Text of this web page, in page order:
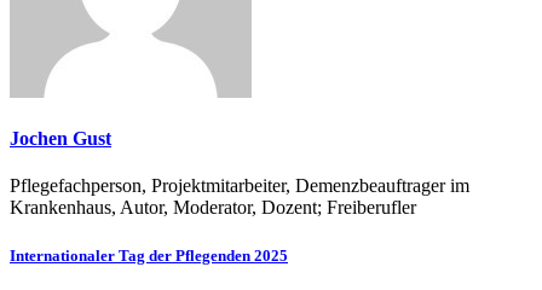
Jochen Gust
Pflegefachperson, Projektmitarbeiter, Demenzbeauftrager im
Krankenhaus, Autor, Moderator, Dozent; Freiberufler
Beitragsnavigation
Internationaler Tag der Pflegenden 2025